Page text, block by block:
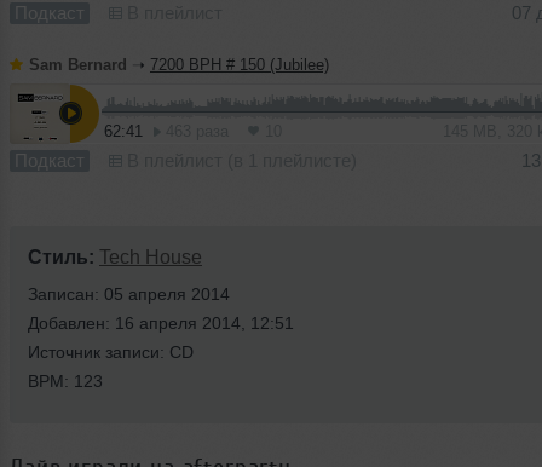
Подкаст 07
Sam Bernard ➝ 7200 BPH # 150 (Jubilee)
62:41
Подкаст
Стиль: Tech House
Записан: 05 апреля 2014
Добавлен: 16 апреля 2014, 12:51
Источник записи: CD
BPM: 123